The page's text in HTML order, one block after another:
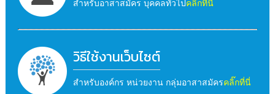
สำหรับอาสาสมัคร บุคคลทั่วไปคลิ๊กที่นี่
วิธีใช้งานเว็บไซต์
สำหรับองค์กร หน่วยงาน กลุ่มอาสาสมัครคลิ๊กที่นี่